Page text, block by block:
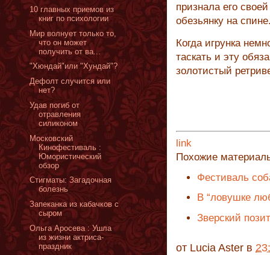
признала его
обезьянку на
Когда игрунка
таскать и эту
золотистый
link
Похожие
Фестиваль
В “ловушке
Зверский
от Lucia Aster в
10 главных приемов из
книг по психологии
Мир волнует только то,
что он может
получить от ва...
"Хюндай"или "Хундай"?
Дефолт случится или
нет?
Удав погиб от
отравления
силиконом
Московский
Кинофестиваль :
Юмористический
обзор
Стигматы: Загадочная
болезнь
Запеканка из кабачков с
сыром
Ольга Аросева : Ушла
из жизни актриса-
праздник